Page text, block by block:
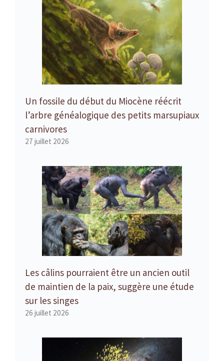
Un fossile du début du Miocène réécrit
l’arbre généalogique des petits marsupiaux
carnivores
27 juillet 2026
Les câlins pourraient être un ancien outil
de maintien de la paix, suggère une étude
sur les singes
26 juillet 2026